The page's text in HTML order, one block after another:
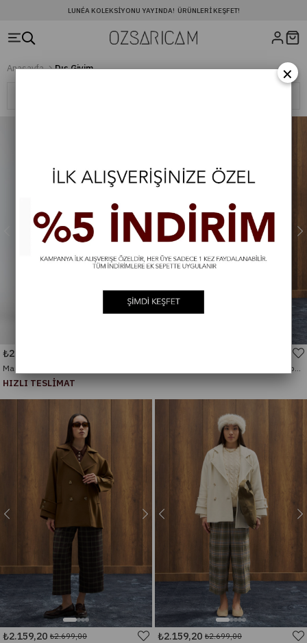
LUNÉA KOLEKSIYONU YAYINDA! ÜRÜNLERI KEŞFET!
Anasayfa Dış Giyim
₺2.398,54
HIZLI TESLİMAT
Begonia Kruvaze Kapamalı Kaşe Kaban - Kahverengi
₺2.159,20 ₺2.699,00 ₺2.159,20 ₺2.699,00
×